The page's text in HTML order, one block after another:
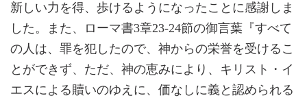
新しい力を得、歩けるようになったことに感謝しま
した。また、ローマ書3章23-24節の御言葉『すべて
の人は、罪を犯したので、神からの栄誉を受けるこ
とができず、ただ、神の恵みにより、キリスト・イ
エスによる贖いのゆえに、価なしに義と認められる